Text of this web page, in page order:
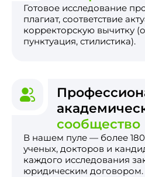
Готовое исследование
плагиат, соответствие
корректорскую вычитку
пунктуация, стилистика).
сообщество
В нашем пуле — более
ученых, докторов и
каждого исследования
юридическим договором.